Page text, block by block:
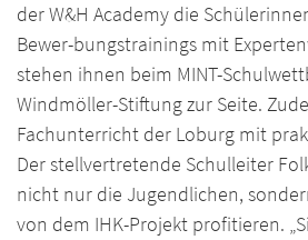
der W&H Academy die
Bewer-bungstrainings mit
stehen ihnen beim MINT-
Windmöller-Stiftung zur Seite.
Fachunterricht der Loburg mit
Der stellvertretende Schulleiter
nicht nur die Jugendlichen,
von dem IHK-Projekt profitieren.